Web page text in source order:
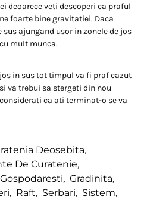
deoarece veti descoperi ca praful
foarte bine gravitatiei. Daca
ajungand usor in zonele de jos
mult munca.
in sus tot timpul va fi praf cazut
va trebui sa stergeti din nou
ca ati terminat-o se va
Deosebita,
De Curatenie,
Gospodaresti, Gradinita,
, Raft, Serbari, Sistem,